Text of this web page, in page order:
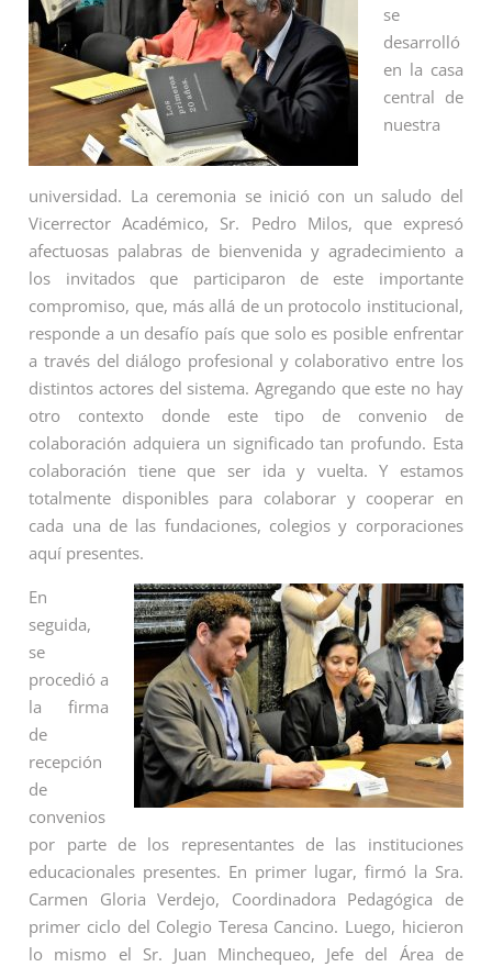
se
desarrolló
en la casa
central de
nuestra
universidad. La ceremonia se inició con un saludo del
Vicerrector Académico, Sr. Pedro Milos, que expresó
afectuosas palabras de bienvenida y agradecimiento a
los invitados que participaron de este importante
compromiso, que, más allá de un protocolo institucional,
responde a un desafío país que solo es posible enfrentar
a través del diálogo profesional y colaborativo entre los
distintos actores del sistema. Agregando que este no hay
otro contexto donde este tipo de convenio de
colaboración adquiera un significado tan profundo. Esta
colaboración tiene que ser ida y vuelta. Y estamos
totalmente disponibles para colaborar y cooperar en
cada una de las fundaciones, colegios y corporaciones
aquí presentes.
En
seguida,
se
procedió a
la firma
de
recepción
de
convenios
por parte de los representantes de las instituciones
educacionales presentes. En primer lugar, firmó la Sra.
Carmen Gloria Verdejo, Coordinadora Pedagógica de
primer ciclo del Colegio Teresa Cancino. Luego, hicieron
lo mismo el Sr. Juan Minchequeo, Jefe del Área de